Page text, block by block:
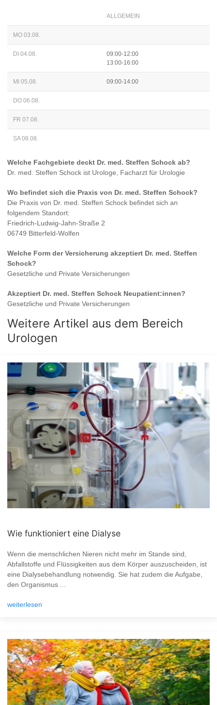
ALLGEMEIN
MO 03.08.
DI 04.08.
09:00-12:00
13:00-16:00
MI 05.08. 09:00-14:00
DO 06.08.
FR 07.08.
SA 08.08.
Welche Fachgebiete deckt Dr. med. Steffen Schock ab?
Dr. med. Steffen Schock ist Urologe, Facharzt für Urologie
Wo befindet sich die Praxis von Dr. med. Steffen Schock?
Die Praxis von Dr. med. Steffen Schock befindet sich an
folgendem Standort:
Friedrich-Ludwig-Jahn-Straße 2
06749 Bitterfeld-Wolfen
Welche Form der Versicherung akzeptiert Dr. med. Steffen
Schock?
Gesetzliche und Private Versicherungen
Akzeptiert Dr. med. Steffen Schock Neupatient:innen?
Gesetzliche und Private Versicherungen
Weitere Artikel aus dem Bereich
Urologen
Wie funktioniert eine Dialyse
Wenn die menschlichen Nieren nicht mehr im Stande sind,
Abfallstoffe und Flüssigkeiten aus dem Körper auszuscheiden, ist
eine Dialysebehandlung notwendig. Sie hat zudem die Aufgabe,
den Organismus ...
weiterlesen